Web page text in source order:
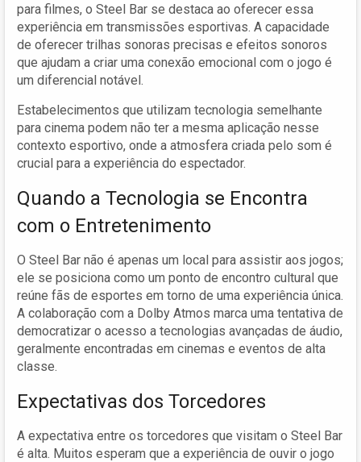
para filmes, o Steel Bar se destaca ao oferecer essa
experiência em transmissões esportivas. A capacidade
de oferecer trilhas sonoras precisas e efeitos sonoros
que ajudam a criar uma conexão emocional com o jogo é
um diferencial notável.
Estabelecimentos que utilizam tecnologia semelhante
para cinema podem não ter a mesma aplicação nesse
contexto esportivo, onde a atmosfera criada pelo som é
crucial para a experiência do espectador.
Quando a Tecnologia se Encontra
com o Entretenimento
O Steel Bar não é apenas um local para assistir aos jogos;
ele se posiciona como um ponto de encontro cultural que
reúne fãs de esportes em torno de uma experiência única.
A colaboração com a Dolby Atmos marca uma tentativa de
democratizar o acesso a tecnologias avançadas de áudio,
geralmente encontradas em cinemas e eventos de alta
classe.
Expectativas dos Torcedores
A expectativa entre os torcedores que visitam o Steel Bar
é alta. Muitos esperam que a experiência de ouvir o jogo